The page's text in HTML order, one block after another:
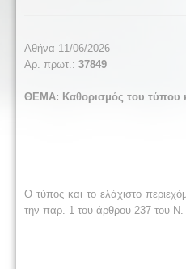
Αθήνα 1 1 /06/2026
Αρ. πρωτ.: 37849
ΘΕΜΑ: Καθορισμός του τύπου
Ο τύπος και το ελάχιστο
την παρ. 1 του άρθρου 237 του Ν.